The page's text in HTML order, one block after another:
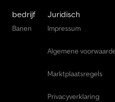
bedrijf
Banen
Juridisch
Impressum
Algemene
Marktplaatsregels
Privacyverklaring